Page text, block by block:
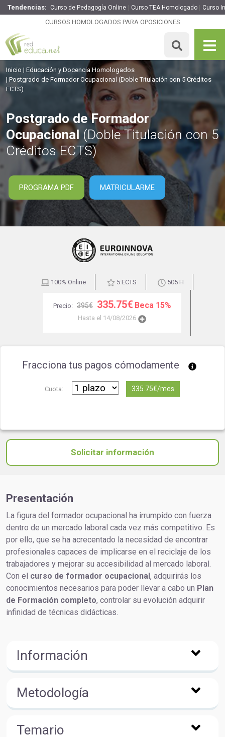
Tendencias: Curso de Pedagogía Online Curso TEA Homologado Curso
CURSOS HOMOLOGADOS PARA OPOSICIONES
Postgrado de Formador Ocupacional
Inicio
Educación y Docencia Homologados
Postgrado de Formador Ocupacional (Doble Titulación con 5 Créditos
ECTS)
Postgrado de Formador
Ocupacional (Doble Titulación con 5
Créditos ECTS)
PROGRAMA PDF MATRICULARME
100% Online 5 ECTS 505 H
Precio: 395€ 335.75€ Beca 15%
Hasta el 14/08/2026
Fracciona tus pagos cómodamente
Cuota: 335.75€/mes
Solicitar información
Presentación
La figura del formador ocupacional ha irrumpido con fuerza
dentro de un mercado laboral cada vez más competitivo. Es
por ello, que se ha acrecentado la necesidad de encontrar
profesionales capaces de implicarse en el reciclaje de los
trabajadores y mejorar su accesibilidad al mercado laboral.
Con el curso de formador ocupacional, adquirirás los
conocimientos necesarios para poder llevar a cabo un Plan
de Formación completo, controlar su evolución adquirir
infinidad de técnicas didácticas.
Información
Metodología
Temario